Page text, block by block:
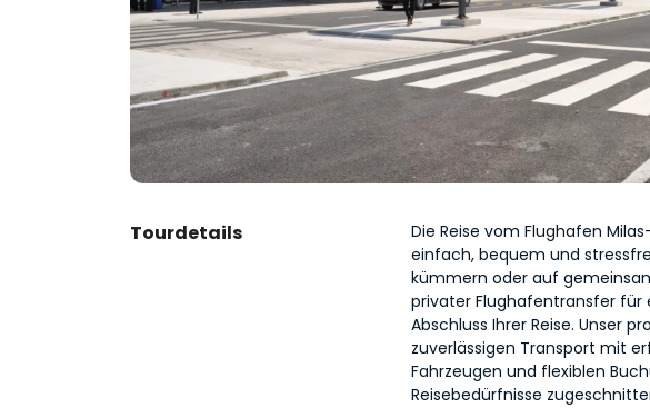
Tourdetails
Die Reise vom Flughafen
einfach, bequem und
kümmern oder auf
privater Flughafentransfer für
Abschluss Ihrer Reise. Unser
zuverlässigen Transport mit
Fahrzeugen und flexiblen
Reisebedürfnisse